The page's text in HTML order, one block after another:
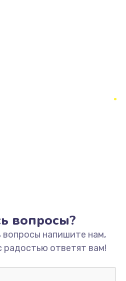
вопросы?
вопросы напишите нам,
радостью ответят вам!